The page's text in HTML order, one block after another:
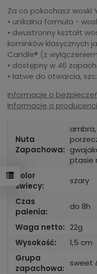
Za co pokochasz woski
• unikalna formuła -
• dwustronny kształt
kominków klasycznych
Candle® (z
• dostępny w 46
• łatwe do otwarcia,
Informacje o
Informacje o
Nuta
Zapachowa:
ptasie
Kolor
świecy:
szary
Czas
palenia:
do 8h
Waga netto: 22g
Wysokość:
1,5 cm
Grupa
zapachowa:
sweet